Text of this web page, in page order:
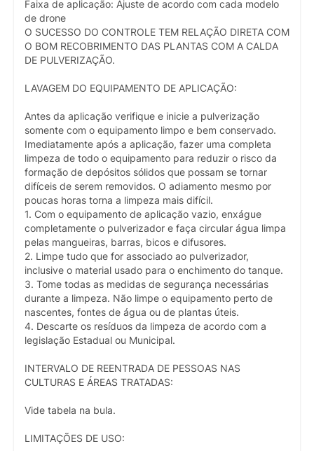
Faixa de aplicação: Ajuste de acordo com cada modelo
de drone
O SUCESSO DO CONTROLE TEM RELAÇÃO DIRETA COM
O BOM RECOBRIMENTO DAS PLANTAS COM A CALDA
DE PULVERIZAÇÃO.
LAVAGEM DO EQUIPAMENTO DE APLICAÇÃO:
Antes da aplicação verifique e inicie a pulverização
somente com o equipamento limpo e bem conservado.
Imediatamente após a aplicação, fazer uma completa
limpeza de todo o equipamento para reduzir o risco da
formação de depósitos sólidos que possam se tornar
difíceis de serem removidos. O adiamento mesmo por
poucas horas torna a limpeza mais difícil.
1. Com o equipamento de aplicação vazio, enxágue
completamente o pulverizador e faça circular água limpa
pelas mangueiras, barras, bicos e difusores.
2. Limpe tudo que for associado ao pulverizador,
inclusive o material usado para o enchimento do tanque.
3. Tome todas as medidas de segurança necessárias
durante a limpeza. Não limpe o equipamento perto de
nascentes, fontes de água ou de plantas úteis.
4. Descarte os resíduos da limpeza de acordo com a
legislação Estadual ou Municipal.
INTERVALO DE REENTRADA DE PESSOAS NAS
CULTURAS E ÁREAS TRATADAS:
Vide tabela na bula.
LIMITAÇÕES DE USO: